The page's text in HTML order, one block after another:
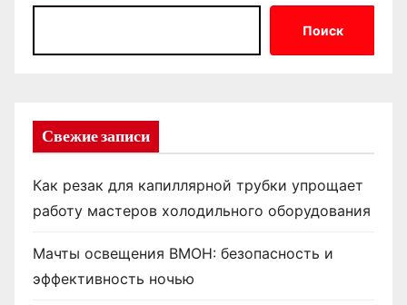
Поиск
Свежие записи
Как резак для капиллярной трубки упрощает
работу мастеров холодильного оборудования
Мачты освещения ВМОН: безопасность и
эффективность ночью